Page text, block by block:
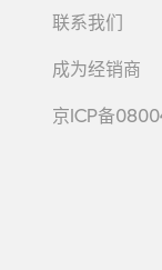
联系我们
成为经销商
京ICP备